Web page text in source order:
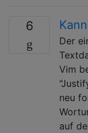
6
Der
Vim
neu
auf